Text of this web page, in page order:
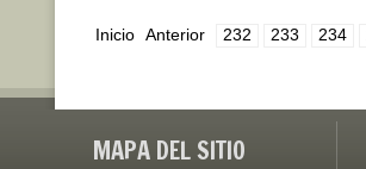
Inicio Anterior 232 233 234
MAPA DEL SITIO